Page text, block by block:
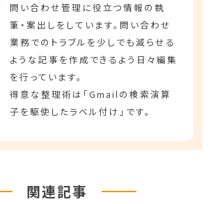
問い合わせ管理に役立つ情報の執
筆・案出しをしています。問い合わせ
業務でのトラブルを少しでも減らせる
ような記事を作成できるよう日々編集
を行っています。
得意な整理術は「Gmailの検索演算
子を駆使したラベル付け」です。
関連記事